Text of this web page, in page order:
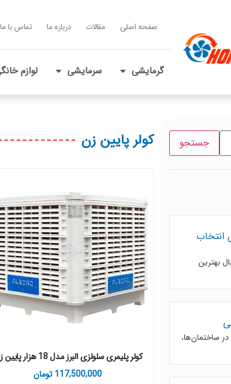
صفحه اصلی مقالات درباره ما تماس با ما
گرمایشی سرمایشی لوازم
جستجو
انتخاب
بهترین
ساختمان‌ها،
کولر پایین زن
کولر پلیمری سلولزی البرز مدل 18 هزار پایین زن
117,500,000 تومان